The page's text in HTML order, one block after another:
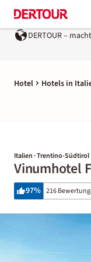
DERTOUR –
Hotel Hotels in
Italien · Trentino-Südtirol
Vinumhotel
97% 216